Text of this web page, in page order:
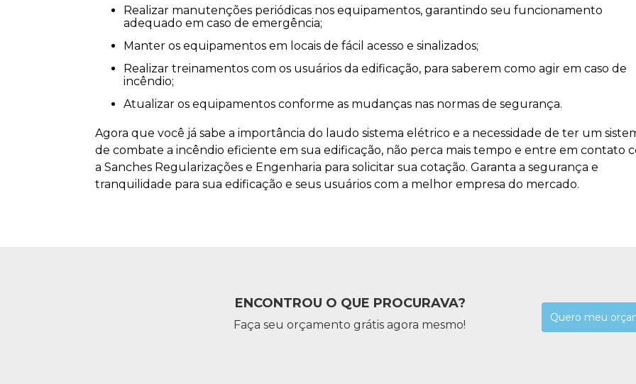
Realizar manutenções periódicas nos equipamentos, garantindo seu funcionamento
adequado em caso de emergência;
Manter os equipamentos em locais de fácil acesso e sinalizados;
Realizar treinamentos com os usuários da edificação, para saberem como agir em caso de
incêndio;
Atualizar os equipamentos conforme as mudanças nas normas de segurança.
Agora que você já sabe a importância do laudo sistema elétrico e a necessidade de ter um
de combate a incêndio eficiente em sua edificação, não perca mais tempo e entre em contato
a Sanches Regularizações e Engenharia para solicitar sua cotação. Garanta a segurança e
tranquilidade para sua edificação e seus usuários com a melhor empresa do mercado.
ENCONTROU O QUE PROCURAVA?
Faça seu orçamento grátis agora mesmo!
Quero meu